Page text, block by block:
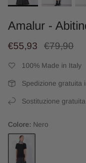
Amalur -
€55,93 €79,90
100% Made in Italy
Spedizione gratuita
Sostituzione
Colore
Nero
Nero